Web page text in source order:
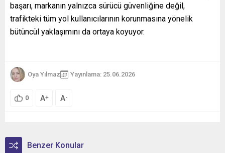
başarı, markanın yalnızca sürücü güvenliğine değil,
trafikteki tüm yol kullanıcılarının korunmasına yönelik
bütüncül yaklaşımını da ortaya koyuyor.
Oya Yılmaz Yayınlama: 25.06.2026
0 A+ A-
Benzer Konular